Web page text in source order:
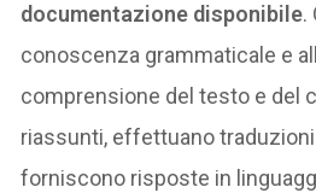
documentazione disponibile.
conoscenza grammaticale e
comprensione del testo e del
riassunti, effettuano
forniscono risposte in